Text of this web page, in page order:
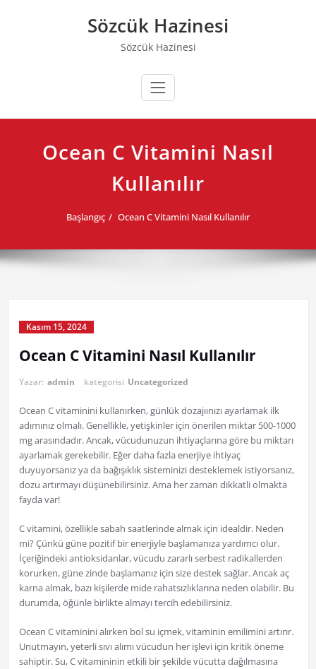
Sözcük Hazinesi
Sözcük Hazinesi
Ocean C Vitamini Nasıl
Kullanılır
Başlangıç Ocean C Vitamini Nasıl Kullanılır
Kasım 15, 2024
Ocean C Vitamini Nasıl Kullanılır
Yazar: admin kategorisi Uncategorized
Ocean C vitaminini kullanırken, günlük dozajıınızı ayarlamak ilk
adımınız olmalı. Genellikle, yetişkinler için önerilen miktar 500-1000
mg arasındadır. Ancak, vücudunuzun ihtiyaçlarına göre bu miktarı
ayarlamak gerekebilir. Eğer daha fazla enerjiye ihtiyaç
duyuyorsanız ya da bağışıklık sisteminizi desteklemek istiyorsanız,
dozu artırmayı düşünebilirsiniz. Ama her zaman dikkatli olmakta
fayda var!
C vitamini, özellikle sabah saatlerinde almak için idealdir. Neden
mi? Çünkü güne pozitif bir enerjiyle başlamanıza yardımcı olur.
İçeriğindeki antioksidanlar, vücudu zararlı serbest radikallerden
korurken, güne zinde başlamanız için size destek sağlar. Ancak aç
karna almak, bazı kişilerde mide rahatsızlıklarına neden olabilir. Bu
durumda, öğünle birlikte almayı tercih edebilirsiniz.
Ocean C vitaminini alırken bol su içmek, vitaminin emilimini artırır.
Unutmayın, yeterli sıvı alımı vücudun her işlevi için kritik öneme
sahiptir. Su, C vitamininin etkili bir şekilde vücutta dağılmasına